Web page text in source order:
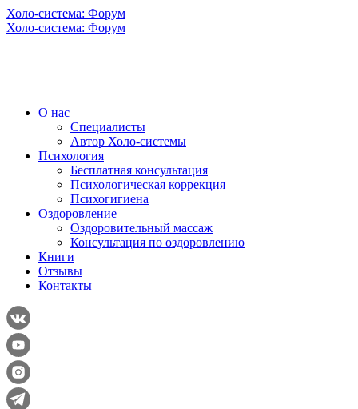
Холо-система: Форум
Холо-система: Форум
О нас
Специалисты
Автор Холо-системы
Психология
Бесплатная консультация
Психологическая коррекция
Психогигиена
Оздоровление
Оздоровительный массаж
Консультация по оздоровлению
Книги
Отзывы
Контакты